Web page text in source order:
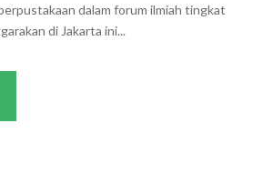
dalam forum ilmiah tingkat
di Jakarta ini...